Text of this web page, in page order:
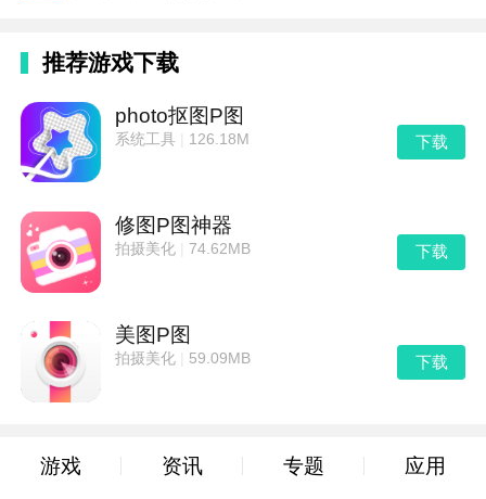
推荐游戏下载
photo抠图P图
系统工具| 126.18M 下载
修图P图神器
拍摄美化| 74.62MB 下载
美图P图
拍摄美化| 59.09MB 下载
游戏 资讯 专题 应用